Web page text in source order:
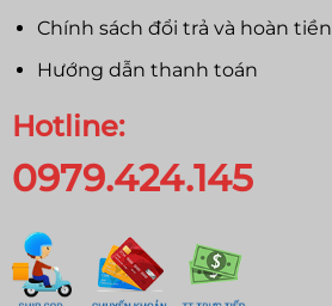
Chính sách đổi trả và hoàn tiền
Hướng dẫn thanh toán
Hotline:
0979.424.145